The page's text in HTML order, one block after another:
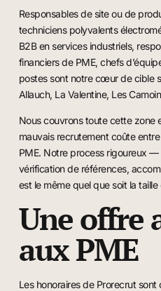
Responsables de site ou de
techniciens polyvalents
B2B en services industriels,
financiers de PME, chefs
postes sont notre cœur de cible
Allauch, La Valentine, Les
Nous couvrons toute cette zone
mauvais recrutement coûte
PME. Notre process rigoureux
vérification de références,
est le même quel que soit la taille
Une offre
aux PME
Les honoraires de Prorecrut